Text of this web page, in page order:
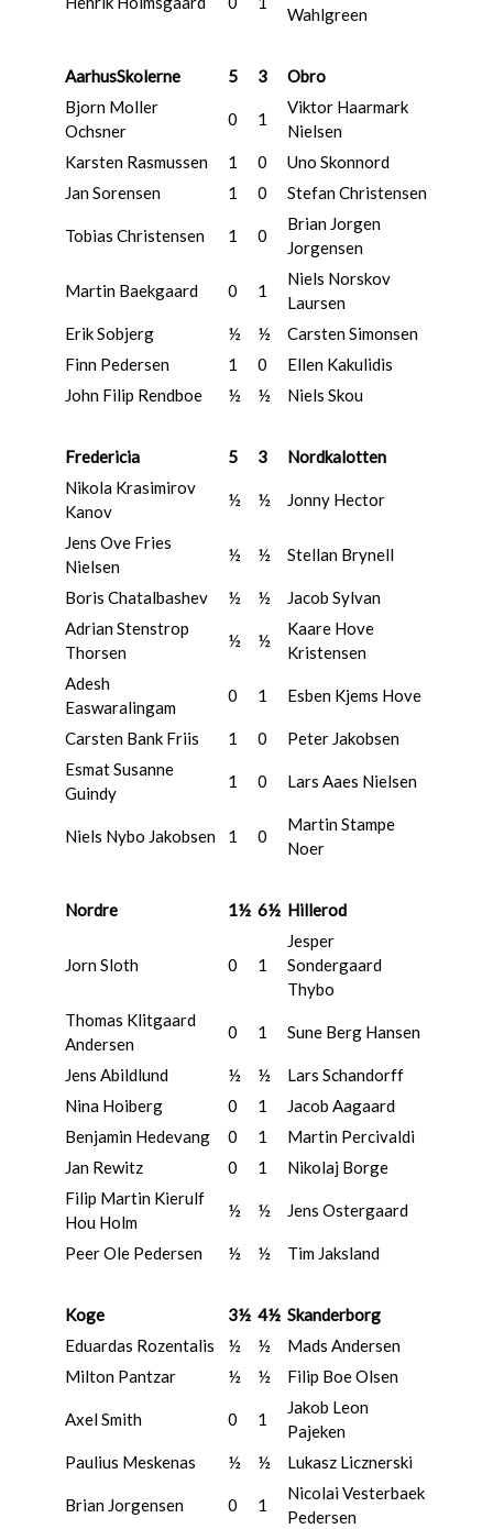
Wahlgreen
AarhusSkolerne 5 3
Obro
Bjorn Moller
Ochsner
0 1
Viktor Haarmark
Nielsen
Karsten Rasmussen
1 0
Uno Skonnord
Jan Sorensen
1 0 Stefan Christensen
Tobias Christensen 1 0
Brian Jorgen
Jorgensen
Martin Baekgaard 0 1
Niels Norskov
Laursen
Erik Sobjerg
½ ½
Carsten Simonsen
Finn Pedersen
1 0
Ellen Kakulidis
John Filip Rendboe
½ ½ Niels Skou
Fredericia 5 3
Nordkalotten
Nikola Krasimirov
Kanov
½ ½ Jonny Hector
Jens Ove Fries
Nielsen
½ ½ Stellan Brynell
Boris Chatalbashev ½ ½
Jacob Sylvan
Adrian Stenstrop
Thorsen
½ ½
Kaare Hove
Kristensen
Adesh
Easwaralingam
0 1 Esben Kjems Hove
Carsten Bank Friis 1 0
Peter Jakobsen
Esmat Susanne
Guindy
1 0 Lars Aaes Nielsen
Niels Nybo Jakobsen 1 0
Martin Stampe
Noer
Nordre 1½ 6½ Hillerod
Jorn Sloth 0 1
Jesper
Sondergaard
Thybo
Thomas Klitgaard
Andersen
0 1 Sune Berg Hansen
Jens Abildlund ½ ½
Lars Schandorff
Nina Hoiberg
0 1
Jacob Aagaard
Benjamin Hedevang
0 1
Martin Percivaldi
Jan Rewitz
0 1
Nikolaj Borge
Filip Martin Kierulf
Hou Holm
½ ½ Jens Ostergaard
Peer Ole Pedersen ½ ½ Tim Jaksland
Koge 3½ 4½ Skanderborg
Eduardas Rozentalis
½ ½
Mads Andersen
Milton Pantzar
½ ½ Filip Boe Olsen
Axel Smith 0 1
Jakob Leon
Pajeken
Paulius Meskenas
½ ½ Lukasz Licznerski
Brian Jorgensen 0 1
Nicolai Vesterbaek
Pedersen